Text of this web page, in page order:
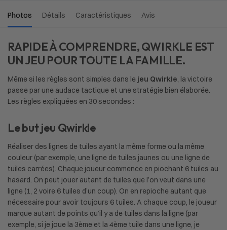
Photos Détails Caractéristiques Avis
RAPIDE À COMPRENDRE, QWIRKLE EST
UN JEU POUR TOUTE LA FAMILLE.
Même si les règles sont simples dans le jeu Qwirkle, la victoire
passe par une audace tactique et une stratégie bien élaborée.
Les règles expliquées en 30 secondes :
Le but jeu Qwirkle
Réaliser des lignes de tuiles ayant la même forme ou la même
couleur (par exemple, une ligne de tuiles jaunes ou une ligne de
tuiles carrées). Chaque joueur commence en piochant 6 tuiles au
hasard. On peut jouer autant de tuiles que l’on veut dans une
ligne (1, 2 voire 6 tuiles d’un coup). On en repioche autant que
nécessaire pour avoir toujours 6 tuiles. A chaque coup, le joueur
marque autant de points qu’il y a de tuiles dans la ligne (par
exemple, si je joue la 3ème et la 4ème tuile dans une ligne, je